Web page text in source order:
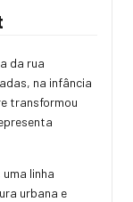
da rua
na infância
transformou
linha
urbana e